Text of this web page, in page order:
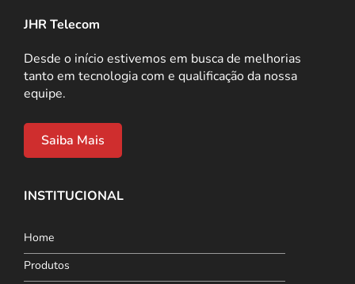
JHR Telecom
Desde o início estivemos em busca de melhorias
tanto em tecnologia com e qualificação da nossa
equipe.
Saiba Mais
INSTITUCIONAL
Home
Produtos